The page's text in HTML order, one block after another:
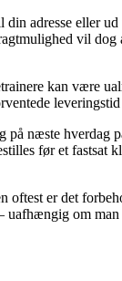
adresse eller
vil
kan være
næste
før et
er det
om